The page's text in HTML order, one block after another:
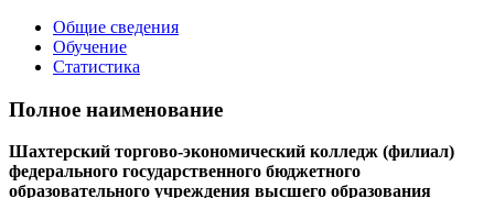
Общие сведения
Обучение
Статистика
Полное наименование
Шахтерский торгово-экономический колледж (филиал)
федерального государственного бюджетного
образовательного учреждения высшего образования